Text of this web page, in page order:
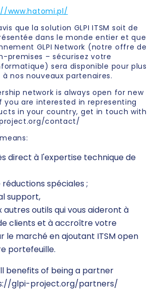
www.hatomi.pl/
que la solution GLPI ITSM soit de
dans le monde entier et que
GLPI Network (notre offre de
premises – sécurisez votre
sera disponible pour plus
nos nouveaux partenaires.
network is always open for new
you are interested in representing
in your country, get in touch with
contact/
direct à l'expertise technique de
réductions spéciales ;
support,
autres outils qui vous aideront à
clients et à accroître votre
le marché en ajoutant ITSM open
portefeuille.
benefits of being a partner
glpi-project.org/partners/